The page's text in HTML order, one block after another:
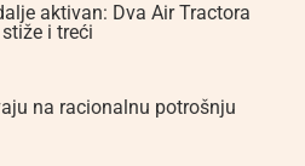
aktivan: Dva Air Tractora
i treći
na racionalnu potrošnju